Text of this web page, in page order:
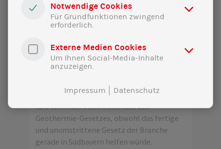
11|02|2025
Geothermie-Gesetzes
CSU verhindert den Beschluss des
Geothermie-Gesetzes, obwohl das fertige
und unumstrittene Gesetz der Branche
gerade in Südbayern helfen würde.
Notwendige Cookies
Für Grundfunktionen zwingend
erforderlich.
Externe Medien Cookies
Um Ihnen Social-Media-Inhalte
anzuzeigen.
Impressum Datenschutz